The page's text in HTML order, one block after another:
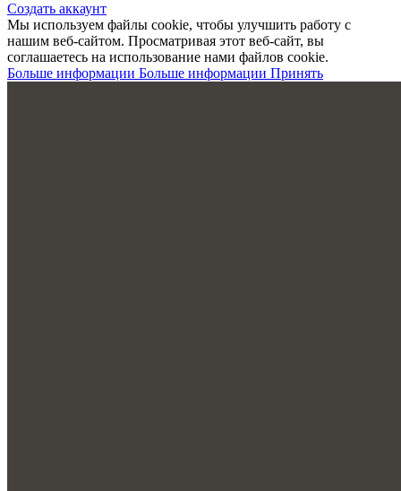
Создать аккаунт
Мы используем файлы cookie, чтобы улучшить работу с
нашим веб-сайтом. Просматривая этот веб-сайт, вы
соглашаетесь на использование нами файлов cookie.
Больше информации Больше информации Принять